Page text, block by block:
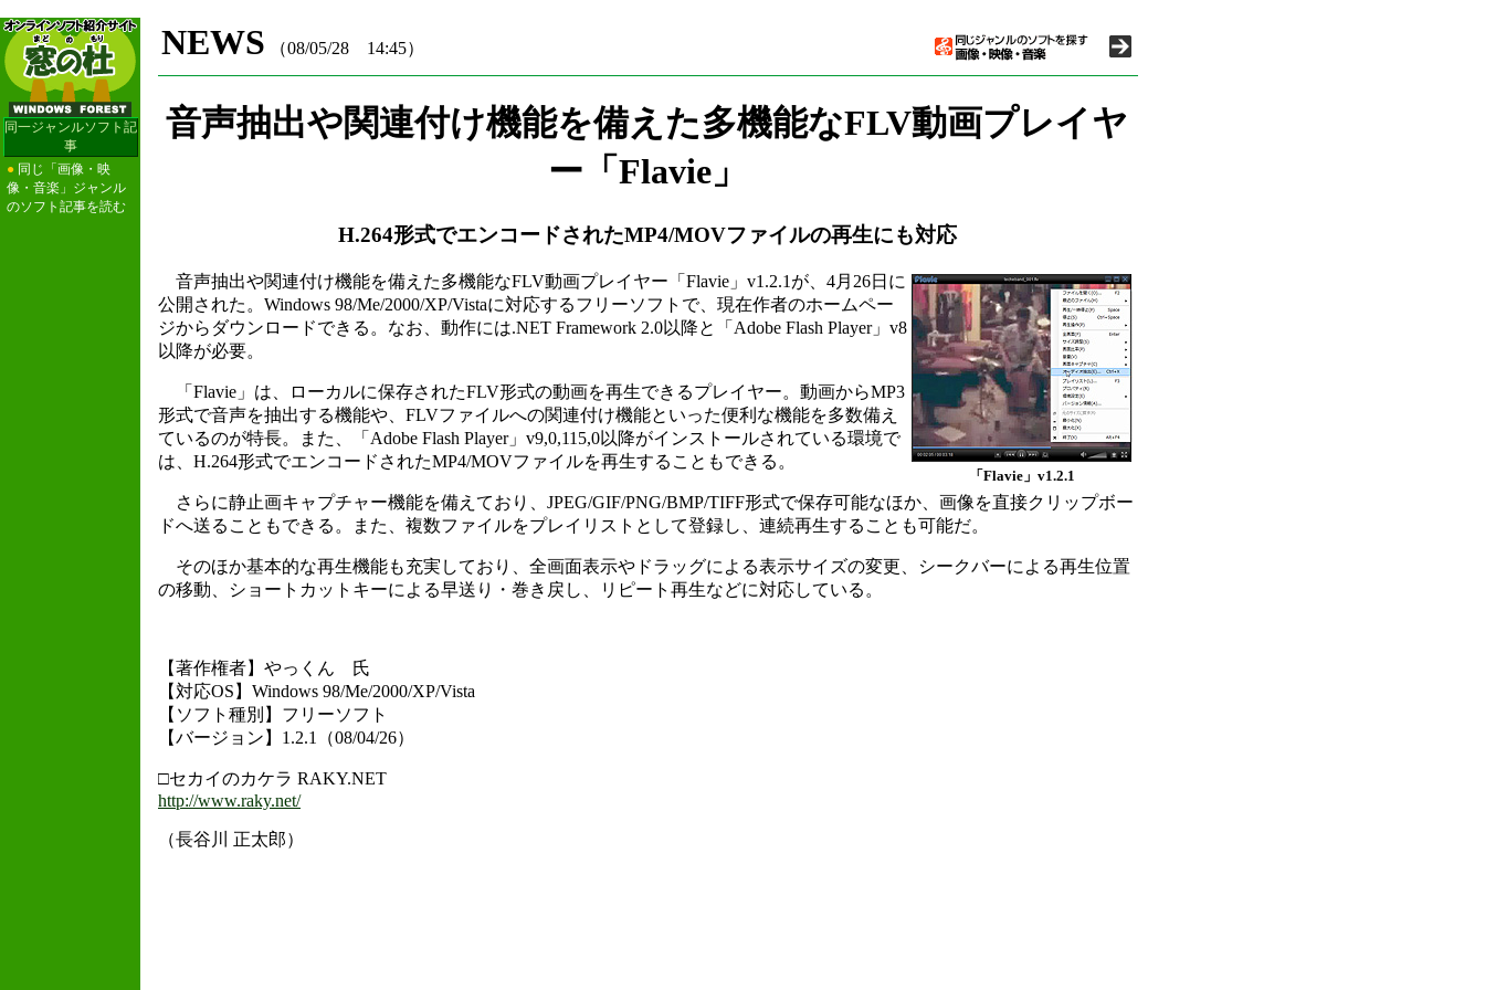
同一ジャンルソフト記
事
● 同じ「画像・映
像・音楽」ジャンル
のソフト記事を読む
NEWS （08/05/28 14:45）
音声抽出や関連付け機能を備えた多機能なFLV動画プレイヤ
ー「Flavie」
H.264形式でエンコードされたMP4/MOVファイルの再生にも対応
「Flavie」v1.2.1
音声抽出や関連付け機能を備えた多機能なFLV動画プレイヤー「Flavie」v1.2.1が、4月26日に
公開された。Windows 98/Me/2000/XP/Vistaに対応するフリーソフトで、現在作者のホームペー
ジからダウンロードできる。なお、動作には.NET Framework 2.0以降と「Adobe Flash Player」v8
以降が必要。
「Flavie」は、ローカルに保存されたFLV形式の動画を再生できるプレイヤー。動画からMP3
形式で音声を抽出する機能や、FLVファイルへの関連付け機能といった便利な機能を多数備え
ているのが特長。また、「Adobe Flash Player」v9,0,115,0以降がインストールされている環境で
は、H.264形式でエンコードされたMP4/MOVファイルを再生することもできる。
さらに静止画キャプチャー機能を備えており、JPEG/GIF/PNG/BMP/TIFF形式で保存可能なほか、画像を直接クリップボー
ドへ送ることもできる。また、複数ファイルをプレイリストとして登録し、連続再生することも可能だ。
そのほか基本的な再生機能も充実しており、全画面表示やドラッグによる表示サイズの変更、シークバーによる再生位置
の移動、ショートカットキーによる早送り・巻き戻し、リピート再生などに対応している。
【著作権者】やっくん 氏
【対応OS】Windows 98/Me/2000/XP/Vista
【ソフト種別】フリーソフト
【バージョン】1.2.1（08/04/26）
□セカイのカケラ RAKY.NET
http://www.raky.net/
（長谷川 正太郎）